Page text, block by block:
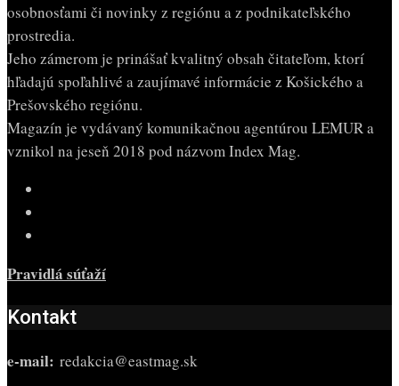
osobnosťami či novinky z regiónu a z podnikateľského
prostredia.
Jeho zámerom je prinášať kvalitný obsah čitateľom, ktorí
hľadajú spoľahlivé a zaujímavé informácie z Košického a
Prešovského regiónu.
Magazín je vydávaný komunikačnou agentúrou LEMUR a
vznikol na jeseň 2018 pod názvom Index Mag.
Pravidlá súťaží
Kontakt
e-mail: redakcia@eastmag.sk